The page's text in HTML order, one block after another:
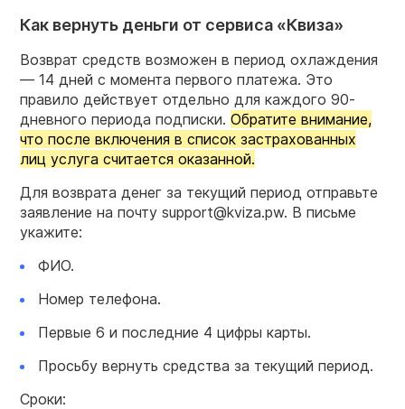
Как вернуть деньги от сервиса «Квиза»
Возврат средств возможен в период охлаждения
— 14 дней с момента первого платежа. Это
правило действует отдельно для каждого 90-
дневного периода подписки. Обратите внимание,
что после включения в список застрахованных
лиц услуга считается оказанной.
Для возврата денег за текущий период отправьте
заявление на почту support@kviza.pw. В письме
укажите:
ФИО.
Номер телефона.
Первые 6 и последние 4 цифры карты.
Просьбу вернуть средства за текущий период.
Сроки: